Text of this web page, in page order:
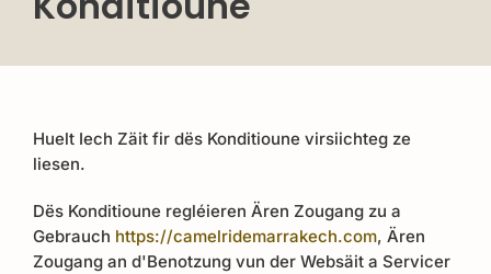
Huelt Iech Zäit fir dës Konditioune virsiichteg ze
liesen.
Dës Konditioune regléieren Ären Zougang zu a
Gebrauch https://camelridemarrakech.com, Ären
Zougang an d'Benotzung vun der Websäit a Servicer